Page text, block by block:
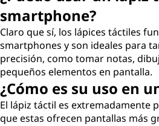
smartphone?
Claro que sí, los lápices táctiles
smartphones y son ideales para
precisión, como tomar notas,
pequeños elementos en pantalla.
¿Cómo es su uso en
El lápiz táctil es extremadamente
que estas ofrecen pantallas más